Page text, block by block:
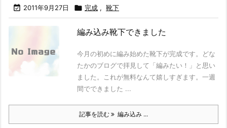

検索
 2011年9月27日  完成 , 靴下
編み込み靴下できました
今月の初めに編み始めた靴下が完成です。どな
たかのブログで拝見して「編みたい！」と思い
ました。これが無料なんて嬉しすぎます。一週
間でできました ...
記事を読む 編み込み ...